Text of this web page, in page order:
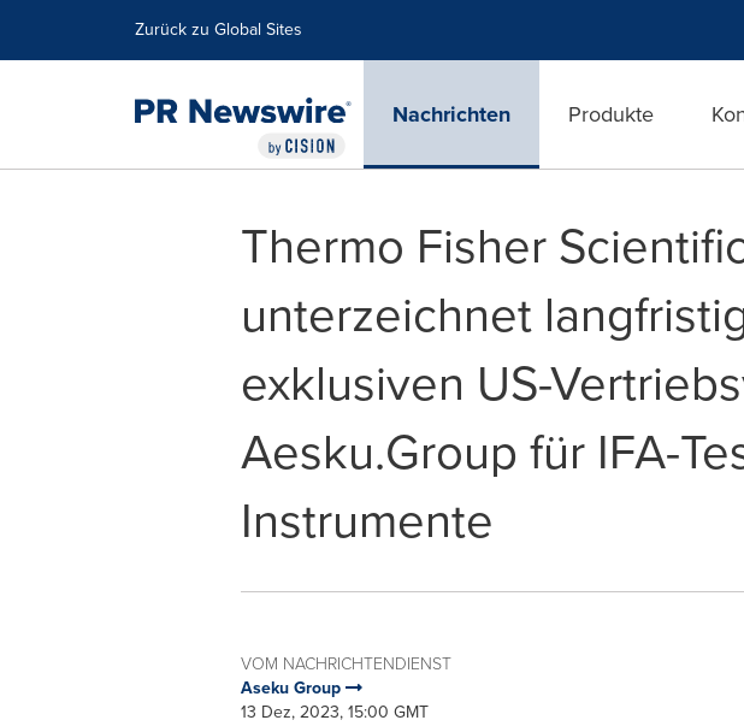
Zurück zu Global Sites
Nachrichten Produkte
Thermo Fisher
unterzeichnet
exklusiven US-
Aesku.Group für IFA-
Instrumente
VOM NACHRICHTENDIENST
Aseku Group
13 Dez, 2023, 15:00 GMT